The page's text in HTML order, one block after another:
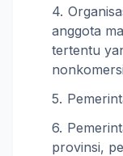
anggota
tertentu
provinsi,